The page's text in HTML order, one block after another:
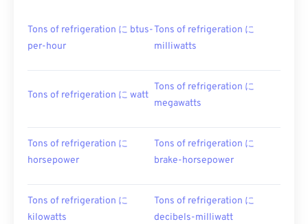
Tons of refrigeration に btus-
per-hour
Tons of refrigeration に
milliwatts
Tons of refrigeration に watt
Tons of refrigeration に
megawatts
Tons of refrigeration に
horsepower
Tons of refrigeration に
brake-horsepower
Tons of refrigeration に
kilowatts
Tons of refrigeration に
decibels-milliwatt